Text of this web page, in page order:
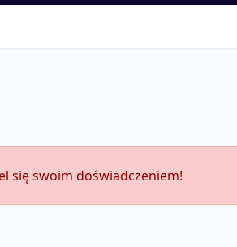
się swoim doświadczeniem!